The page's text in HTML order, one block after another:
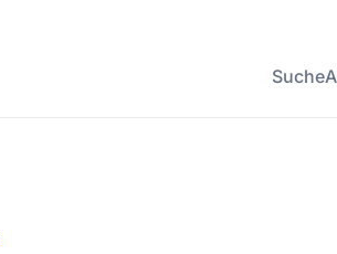
Suche